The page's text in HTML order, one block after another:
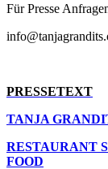
Für Presse
PRESSETEXT
TANJA
RESTAURANT
FOOD